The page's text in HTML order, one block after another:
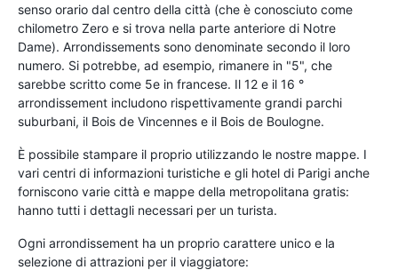
senso orario dal centro della città (che è conosciuto come
chilometro Zero e si trova nella parte anteriore di Notre
Dame). Arrondissements sono denominate secondo il loro
numero. Si potrebbe, ad esempio, rimanere in "5", che
sarebbe scritto come 5e in francese. Il 12 e il 16 °
arrondissement includono rispettivamente grandi parchi
suburbani, il Bois de Vincennes e il Bois de Boulogne.
È possibile stampare il proprio utilizzando le nostre mappe. I
vari centri di informazioni turistiche e gli hotel di Parigi anche
forniscono varie città e mappe della metropolitana gratis:
hanno tutti i dettagli necessari per un turista.
Ogni arrondissement ha un proprio carattere unico e la
selezione di attrazioni per il viaggiatore: